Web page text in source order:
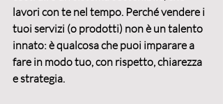
lavori con te nel tempo. Perché vendere i
tuoi servizi (o prodotti) non è un talento
innato: è qualcosa che puoi imparare a
fare in modo tuo, con rispetto, chiarezza
e strategia.